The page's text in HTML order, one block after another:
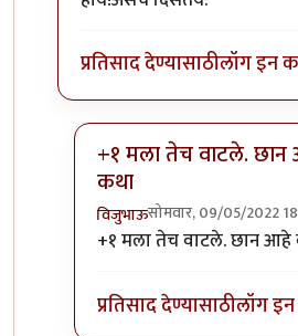
प्रतिसाद देण्यासाठीलॉग इन
+१ मला तेच वाटले.
कथा
विजुभाऊसोमवार, 09/05/2022
In reply toहोय!असंच
+१ मला तेच वाटले. छान
प्रतिसाद देण्यासाठीलॉग